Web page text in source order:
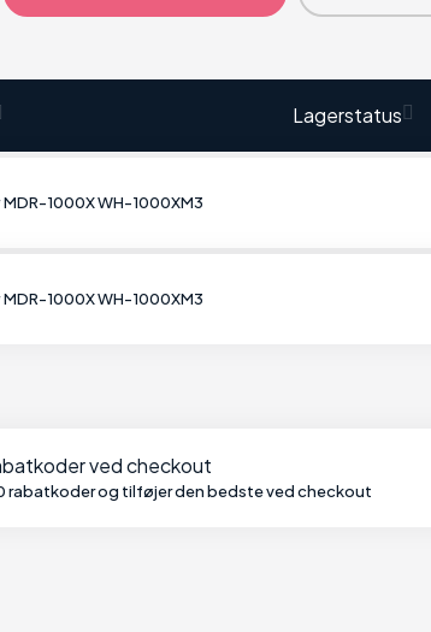
Lagerstatus
1000X WH-1000XM3
1000X WH-1000XM3
ved checkout
rabatkoder og tilføjer den bedste ved checkout